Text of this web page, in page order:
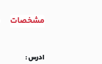
مشخصات
ادرس :